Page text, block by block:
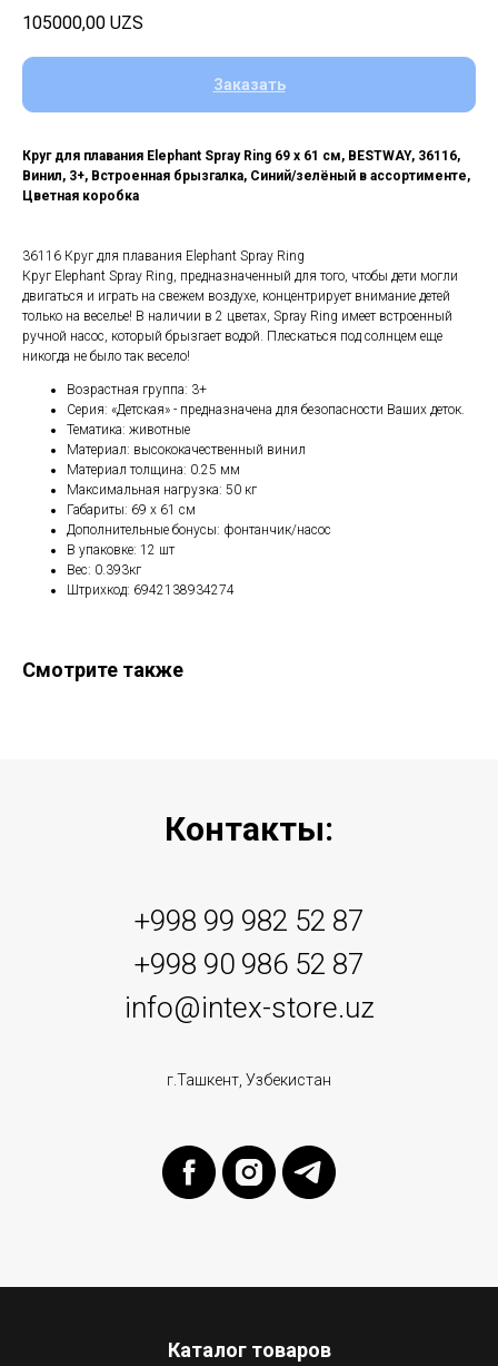
105000,00 UZS
Заказать
Круг для плавания Elephant Spray Ring 69 x 61 см, BESTWAY, 36116,
Винил, 3+, Встроенная брызгалка, Синий/зелёный в ассортименте,
Цветная коробка
36116 Круг для плавания Elephant Spray Ring
Круг Elephant Spray Ring, предназначенный для того, чтобы дети могли
двигаться и играть на свежем воздухе, концентрирует внимание детей
только на веселье! В наличии в 2 цветах, Spray Ring имеет встроенный
ручной насос, который брызгает водой. Плескаться под солнцем еще
никогда не было так весело!
Возрастная группа: 3+
Серия: «Детская» - предназначена для безопасности Ваших деток.
Тематика: животные
Материал: высококачественный винил
Материал толщина: 0.25 мм
Максимальная нагрузка: 50 кг
Габариты: 69 х 61 см
Дополнительные бонусы: фонтанчик/насос
В упаковке: 12 шт
Вес: 0.393кг
Штрихкод: 6942138934274
Смотрите также
Контакты:
+998 99 982 52 87
+998 90 986 52 87
info@intex-store.uz
г.Ташкент, Узбекистан
Каталог товаров